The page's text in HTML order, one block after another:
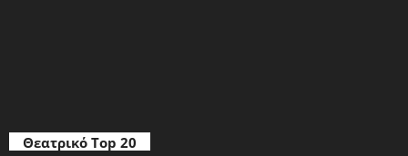
Θεατρικό Top 20